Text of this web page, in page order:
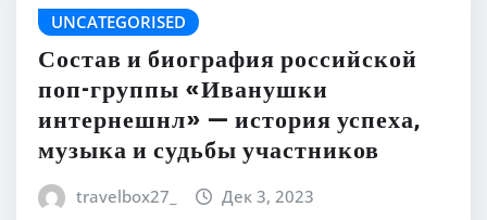
UNCATEGORISED
Состав и биография российской
поп-группы «Иванушки
интернешнл» — история успеха,
музыка и судьбы участников
travelbox27_ Дек 3, 2023